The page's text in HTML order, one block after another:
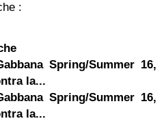
:
Spring/Summer 16,
la...
Spring/Summer 16,
la...